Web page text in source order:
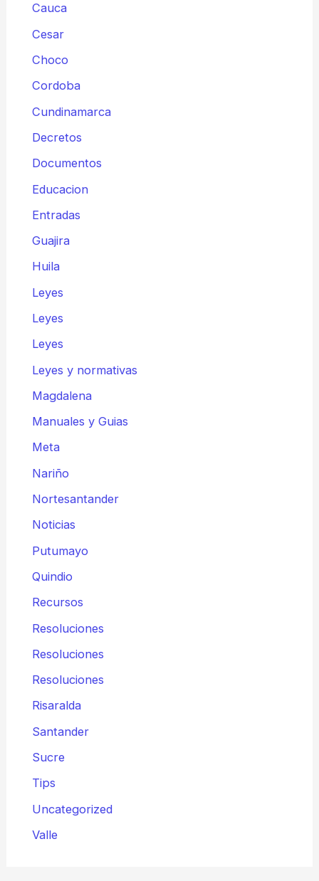
Cauca
Cesar
Choco
Cordoba
Cundinamarca
Decretos
Documentos
Educacion
Entradas
Guajira
Huila
Leyes
Leyes
Leyes
Leyes y normativas
Magdalena
Manuales y Guias
Meta
Nariño
Nortesantander
Noticias
Putumayo
Quindio
Recursos
Resoluciones
Resoluciones
Resoluciones
Risaralda
Santander
Sucre
Tips
Uncategorized
Valle